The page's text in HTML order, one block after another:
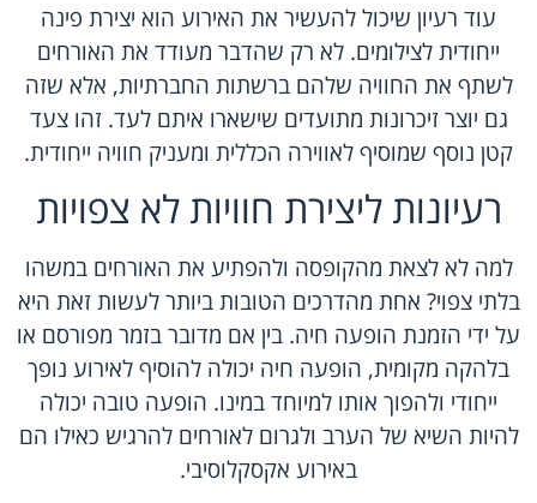
עוד רעיון שיכול להעשיר את האירוע הוא יצירת פינה
ייחודית לצילומים. לא רק שהדבר מעודד את האורחים
לשתף את החוויה שלהם ברשתות החברתיות, אלא שזה
גם יוצר זיכרונות מתועדים שישארו איתם לעד. זהו צעד
קטן נוסף שמוסיף לאווירה הכללית ומעניק חוויה ייחודית.
רעיונות ליצירת חוויות לא צפויות
למה לא לצאת מהקופסה ולהפתיע את האורחים במשהו
בלתי צפוי? אחת מהדרכים הטובות ביותר לעשות זאת היא
על ידי הזמנת הופעה חיה. בין אם מדובר בזמר מפורסם או
בלהקה מקומית, הופעה חיה יכולה להוסיף לאירוע נופך
ייחודי ולהפוך אותו למיוחד במינו. הופעה טובה יכולה
להיות השיא של הערב ולגרום לאורחים להרגיש כאילו הם
באירוע אקסקלוסיבי.